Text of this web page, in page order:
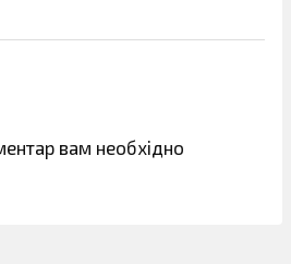
вам необхідно